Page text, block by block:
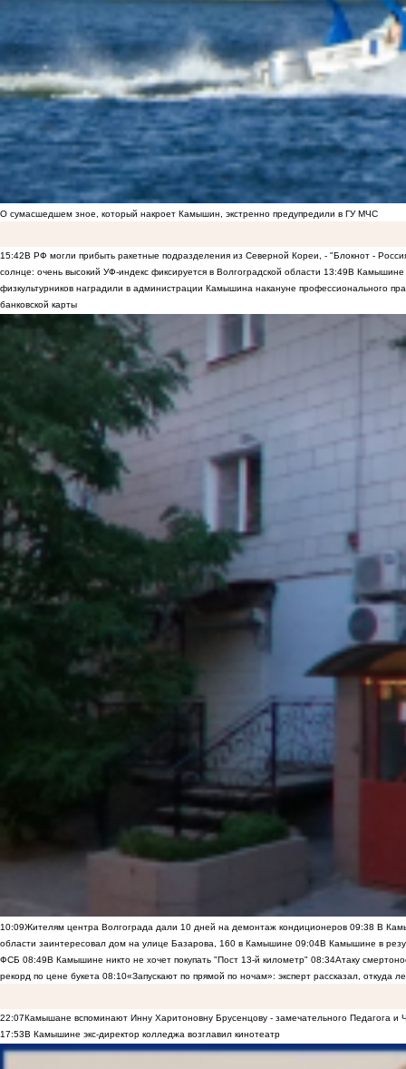
О сумасшедшем зное, который накроет Камышин, экстренно предупредили в ГУ МЧС
15:42В РФ могли прибыть ракетные подразделения из Северной Кореи, - "Блокнот -
солнце: очень высокий УФ-индекс фиксируется в Волгоградской области 13:49В Камышине
физкультурников наградили в администрации Камышина накануне профессионального
банковской карты
10:09Жителям центра Волгограда дали 10 дней на демонтаж кондиционеров 09:38 В
области заинтересовал дом на улице Базарова, 160 в Камышине 09:04В Камышине в
ФСБ 08:49В Камышине никто не хочет покупать "Пост 13-й километр" 08:34Атаку
рекорд по цене букета 08:10«Запускают по прямой по ночам»: эксперт рассказал, откуда
22:07Камышане вспоминают Инну Харитоновну Брусенцову - замечательного Педагога и
17:53В Камышине экс-директор колледжа возглавил кинотеатр